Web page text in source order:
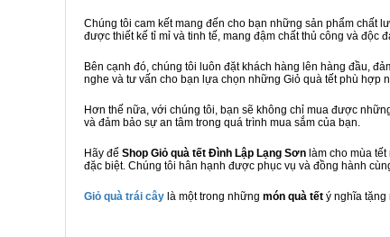
Chúng tôi cam kết mang đến cho bạn những sản phẩm chất
được thiết kế tỉ mỉ và tinh tế, mang đậm chất thủ công và độc
Bên cạnh đó, chúng tôi luôn đặt khách hàng lên hàng đầu,
nghe và tư vấn cho bạn lựa chọn những Giỏ quà tết phù hợp
Hơn thế nữa, với chúng tôi, bạn sẽ không chỉ mua được
và đảm bảo sự an tâm trong quá trình mua sắm của bạn.
Hãy để Shop Giỏ quà tết Đình Lập Lạng Sơn làm cho mùa
đặc biệt. Chúng tôi hân hạnh được phục vụ và đồng hành
Giỏ quà trái cây là một trong những món quà tết ý nghĩa tặng